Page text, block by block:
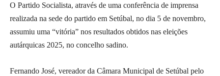
O Partido Socialista, através de uma conferência de imprensa
realizada na sede do partido em Setúbal, no dia 5 de novembro,
assumiu uma “vitória” nos resultados obtidos nas eleições
autárquicas 2025, no concelho sadino.
Fernando José, vereador da Câmara Municipal de Setúbal pelo